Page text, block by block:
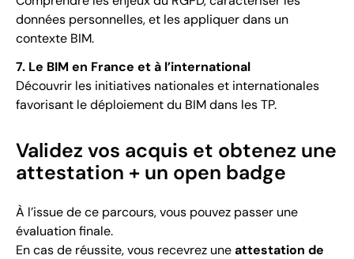
données personnelles, et les appliquer dans un
contexte BIM.
7. Le BIM en France et à l’international
Découvrir les initiatives nationales et internationales
favorisant le déploiement du BIM dans les TP.
Validez vos acquis et obtenez une
attestation + un open badge
À l’issue de ce parcours, vous pouvez passer une
évaluation finale.
En cas de réussite, vous recevrez uneattestation de